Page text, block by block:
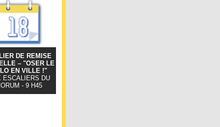
DE REMISE
– "OSER LE
EN VILLE !"
ESCALIERS DU
- 9 H45